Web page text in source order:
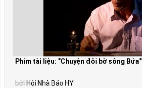
Phim tài liệu: "Chuyện đôi bờ sông Bứa"
bởi Hội Nhà Báo HY